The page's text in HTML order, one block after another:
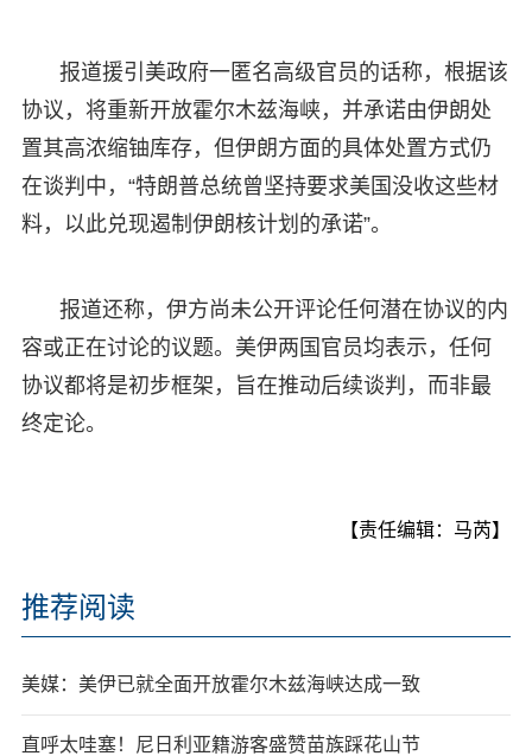
报道援引美政府一匿名高级官员的话称，根据该
协议，将重新开放霍尔木兹海峡，并承诺由伊朗处
置其高浓缩铀库存，但伊朗方面的具体处置方式仍
在谈判中，“特朗普总统曾坚持要求美国没收这些材
料，以此兑现遏制伊朗核计划的承诺”。
报道还称，伊方尚未公开评论任何潜在协议的内
容或正在讨论的议题。美伊两国官员均表示，任何
协议都将是初步框架，旨在推动后续谈判，而非最
终定论。
【责任编辑：马芮】
推荐阅读
美媒：美伊已就全面开放霍尔木兹海峡达成一致
直呼太哇塞！尼日利亚籍游客盛赞苗族踩花山节